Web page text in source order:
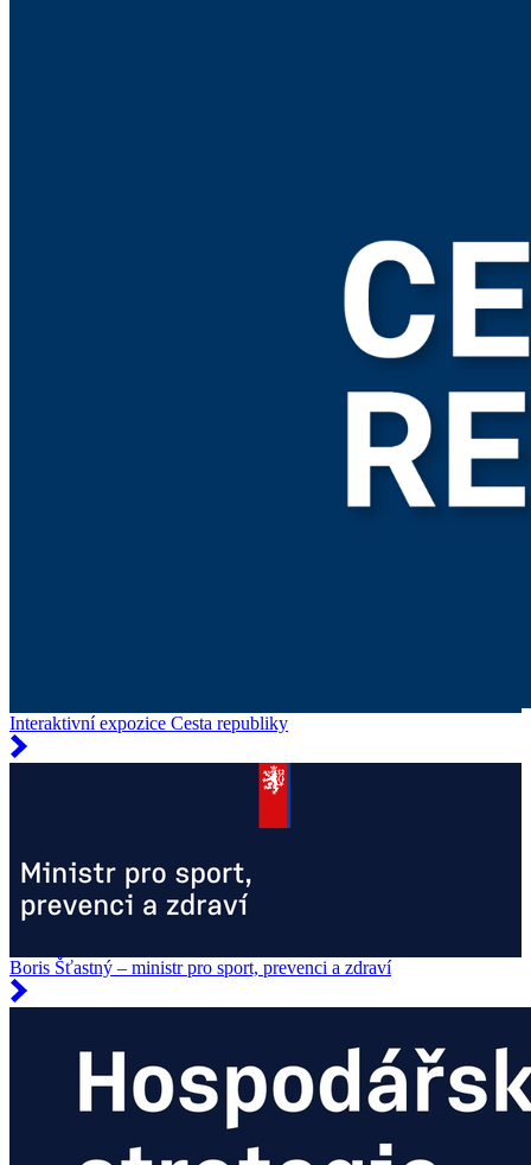
Interaktivní expozice Cesta republiky
Boris Šťastný – ministr pro sport, prevenci a zdraví